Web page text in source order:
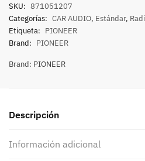
SKU: 871051207
Categorías: CAR AUDIO, Estándar,
Etiqueta: PIONEER
Brand: PIONEER
Brand: PIONEER
Descripción
Información adicional